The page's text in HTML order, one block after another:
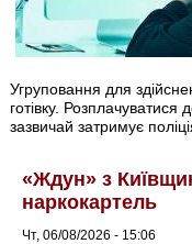
Угруповання для
готівку. Розплачуватися
зазвичай затримує
«Ждун» з
наркокартель
Чт, 06/08/2026 - 15:06